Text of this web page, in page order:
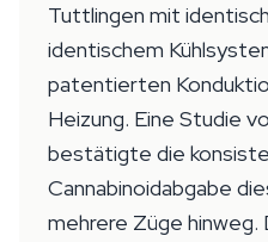
Tuttlingen mit
identischem
patentierten
Heizung. Eine Studie
bestätigte die
Cannabinoidabgabe
mehrere Züge hinweg.